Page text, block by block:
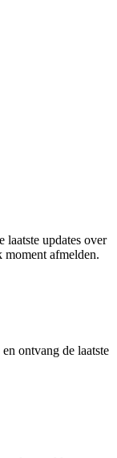
laatste updates over
afmelden.
ontvang de laatste